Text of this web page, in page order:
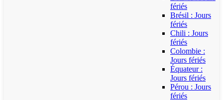
fériés
Brésil : Jours
fériés
Chili : Jours
fériés
Colombie :
Jours fériés
Équateur :
Jours fériés
Pérou : Jours
fériés